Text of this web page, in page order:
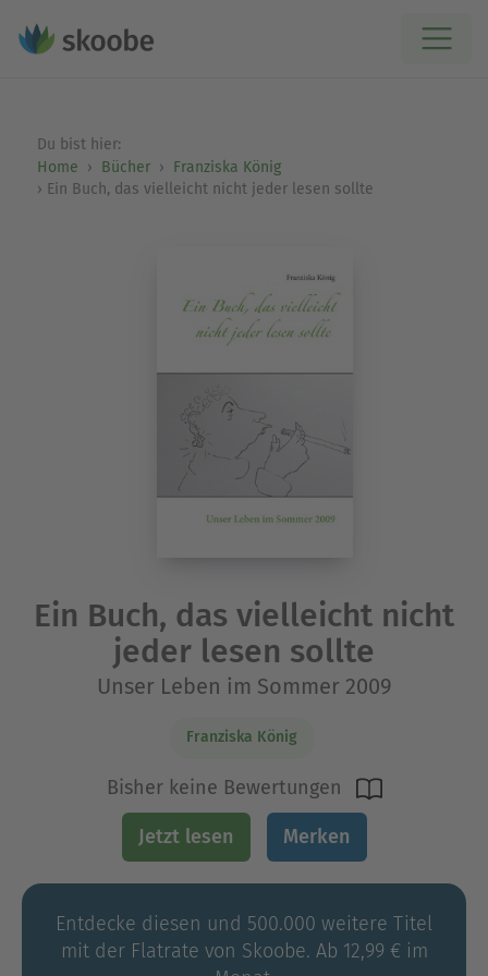
Du bist hier:
Home
Bücher
Franziska König
Ein Buch, das vielleicht nicht jeder lesen sollte
Ein Buch, das vielleicht nicht
jeder lesen sollte
Unser Leben im Sommer 2009
Franziska König
Bisher keine Bewertungen
Jetzt lesen Merken
Entdecke diesen und 500.000 weitere Titel
mit der Flatrate von Skoobe. Ab 12,99 € im